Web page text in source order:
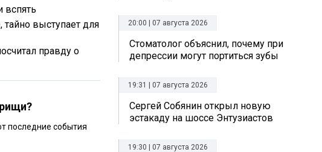
вспять
выступает для
правду о
последние события
20:00 | 07 августа 2026
Стоматолог объяснил, почему при
депрессии могут портиться зубы
19:31 | 07 августа 2026
Сергей Собянин открыл новую
эстакаду на шоссе Энтузиастов
19:30 | 07 августа 2026